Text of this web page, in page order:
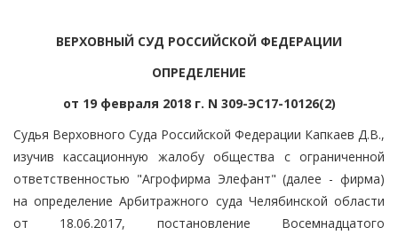
ВЕРХОВНЫЙ СУД РОССИЙСКОЙ ФЕДЕРАЦИИ
ОПРЕДЕЛЕНИЕ
от 19 февраля 2018 г. N 309-ЭС17-10126(2)
Судья Верховного Суда Российской Федерации Капкаев Д.В.,
изучив кассационную жалобу общества с ограниченной
ответственностью "Агрофирма Элефант" (далее - фирма)
на определение Арбитражного суда Челябинской области
от 18.06.2017, постановление Восемнадцатого